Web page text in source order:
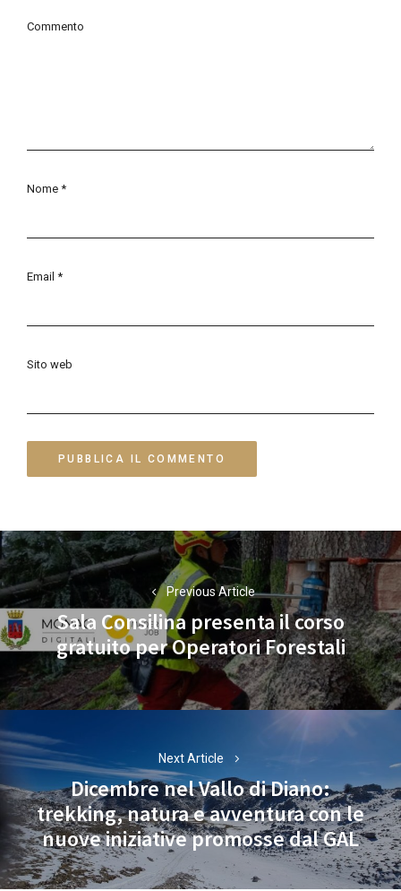
Commento
Nome *
Email *
Sito web
Navigazione
articoli
Previous Article
Previous
post:
Sala Consilina presenta il corso
gratuito per Operatori Forestali
Next Article
Next
post:
Dicembre nel Vallo di Diano:
trekking, natura e avventura con le
nuove iniziative promosse dal GAL